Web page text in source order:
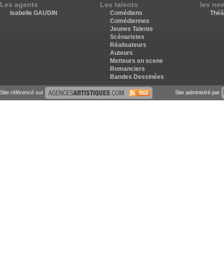
Les agents
Isabelle GAUDIN
Les talents
Comédiens
Comédiennes
Jeunes Talents
Scénaristes
Réalisateurs
Auteurs
Metteurs en scene
Romanciers
Bandes Dessinées
les
Site référencé sur Site administré par